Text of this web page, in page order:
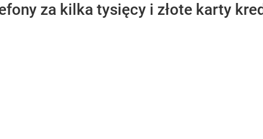
za kilka tysięcy i złote karty